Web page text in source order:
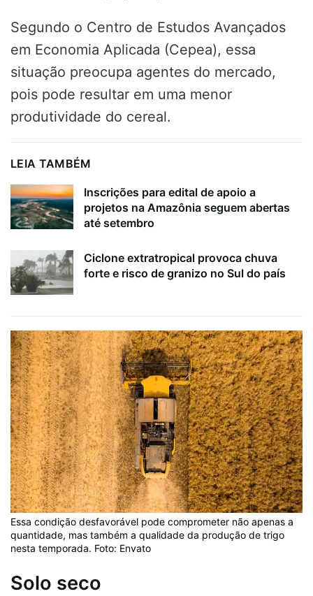
Segundo o Centro de Estudos Avançados
em Economia Aplicada (Cepea), essa
situação preocupa agentes do mercado,
pois pode resultar em uma menor
produtividade do cereal.
LEIA TAMBÉM
Inscrições para edital de apoio a
projetos na Amazônia seguem abertas
até setembro
Ciclone extratropical provoca chuva
forte e risco de granizo no Sul do país
Essa condição desfavorável pode comprometer não apenas a
quantidade, mas também a qualidade da produção de trigo
nesta temporada. Foto: Envato
Solo seco